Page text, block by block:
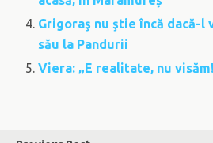
Grigoraş nu ştie încă dacă-l
său la Pandurii
Viera: „E realitate, nu